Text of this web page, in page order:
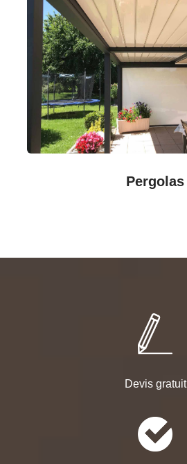
Pergolas
Devis gratuit